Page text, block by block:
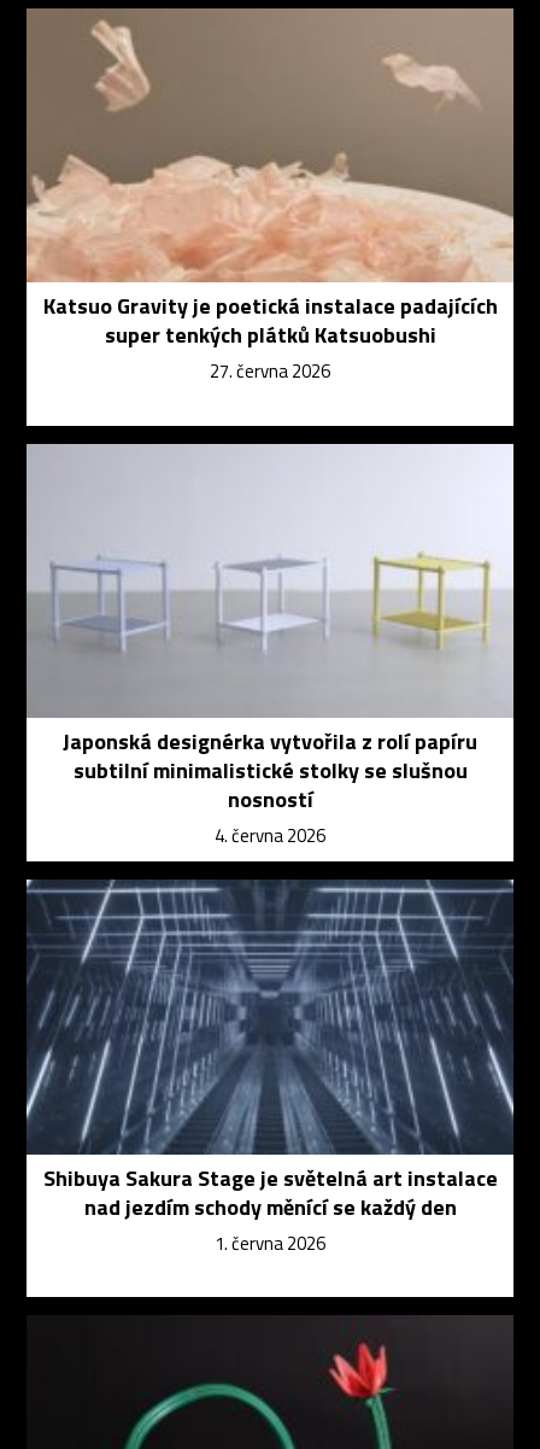
Katsuo Gravity je poetická instalace padajících
super tenkých plátků Katsuobushi
27. června 2026
Japonská designérka vytvořila z rolí papíru
subtilní minimalistické stolky se slušnou
nosností
4. června 2026
Shibuya Sakura Stage je světelná art instalace
nad jezdím schody měnící se každý den
1. června 2026